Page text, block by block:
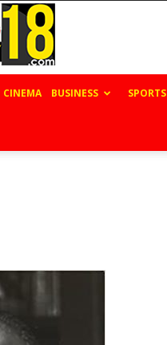
CINEMA BUSINESS SPORTS